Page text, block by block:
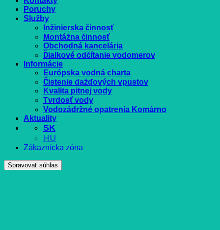
Poruchy
Služby
Inžinierska činnosť
Montážna činnosť
Obchodná kancelária
Ďialkové odčítanie vodomerov
Informácie
Európska vodná charta
Čistenie dažďových vpustov
Kvalita pitnej vody
Tvrdosť vody
Vodozádržné opatrenia Komárno
Aktuality
SK
HU
Zákaznícka zóna
Spravovať súhlas